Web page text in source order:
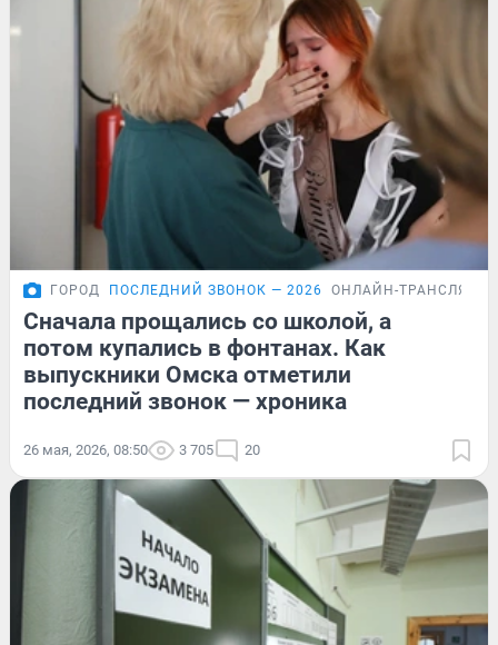
ГОРОД ПОСЛЕДНИЙ ЗВОНОК — 2026 ОНЛАЙН-
Сначала прощались со школой, а
потом купались в фонтанах. Как
выпускники Омска отметили
последний звонок — хроника
26 мая, 2026, 08:50 3 705 20